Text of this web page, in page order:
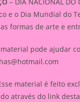
e o Dia Mundial do
formas de arte e
pode ajudar
material é feito
através do link